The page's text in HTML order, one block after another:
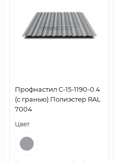
Профнастил С-15-1190-0.4
(с гранью) Полиэстер RAL
7004
Цвет